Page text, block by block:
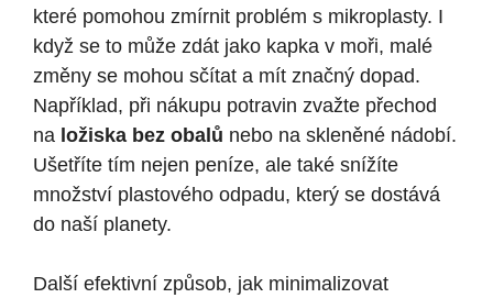
které pomohou zmírnit problém s mikroplasty. I
když se to může zdát jako kapka v moři, malé
změny se mohou sčítat a mít značný dopad.
Například, při nákupu potravin zvažte přechod
na ložiska bez obalů nebo na skleněné nádobí.
Ušetříte tím nejen peníze, ale také snížíte
množství plastového odpadu, který se dostává
do naší planety.
Další efektivní způsob, jak minimalizovat